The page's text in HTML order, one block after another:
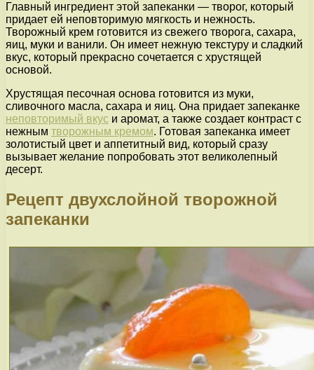
Главный ингредиент этой запеканки — творог, который
придает ей неповторимую мягкость и нежность.
Творожный крем готовится из свежего творога, сахара,
яиц, муки и ванили. Он имеет нежную текстуру и сладкий
вкус, который прекрасно сочетается с хрустящей
основой.
Хрустящая песочная основа готовится из муки,
сливочного масла, сахара и яиц. Она придает запеканке
неповторимый вкус и аромат, а также создает контраст с
нежным творожным кремом. Готовая запеканка имеет
золотистый цвет и аппетитный вид, который сразу
вызывает желание попробовать этот великолепный
десерт.
Рецепт двухслойной творожной
запеканки